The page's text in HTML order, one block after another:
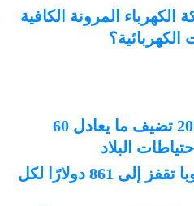
الكهرباء المرونة الكافية
الكهربائية؟
تركيا.. اكتشافات 2021 تضيف ما يعادل 60
البلاد
أسعار الغاز في أوروبا تقفز إلى 861 دولارًا لكل